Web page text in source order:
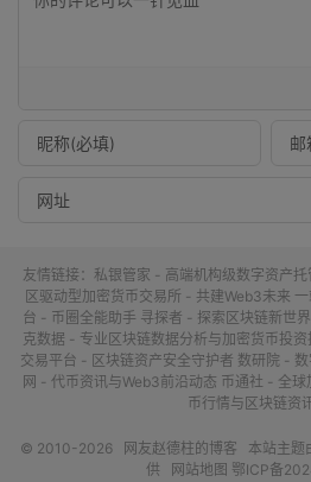
友情链接： 私银管家 - 高端机构级数字资产
区驱动型加密货币交易所 - 共建Web3未来
台 - 币圈全能助手 寻探者 - 探索区块链新世
克数据 - 专业区块链数据分析与加密货币投资
交易平台 - 区块链资产安全守护者 数研院 -
网 - 代币资讯与Web3前沿动态 币通社 - 全球
币行情与区块链资
© 2010-2026 网友赵德柱的博客 本站主题
供
网站地图 鄂ICP备